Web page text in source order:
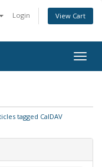
Login View Cart
tagged CalDAV